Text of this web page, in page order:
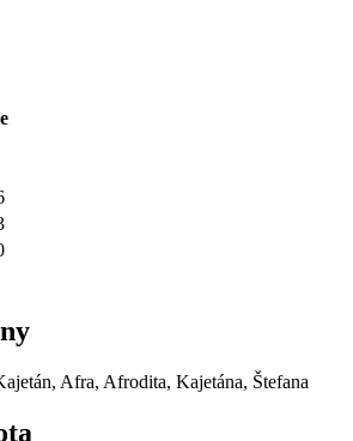
Afra, Afrodita, Kajetána, Štefana